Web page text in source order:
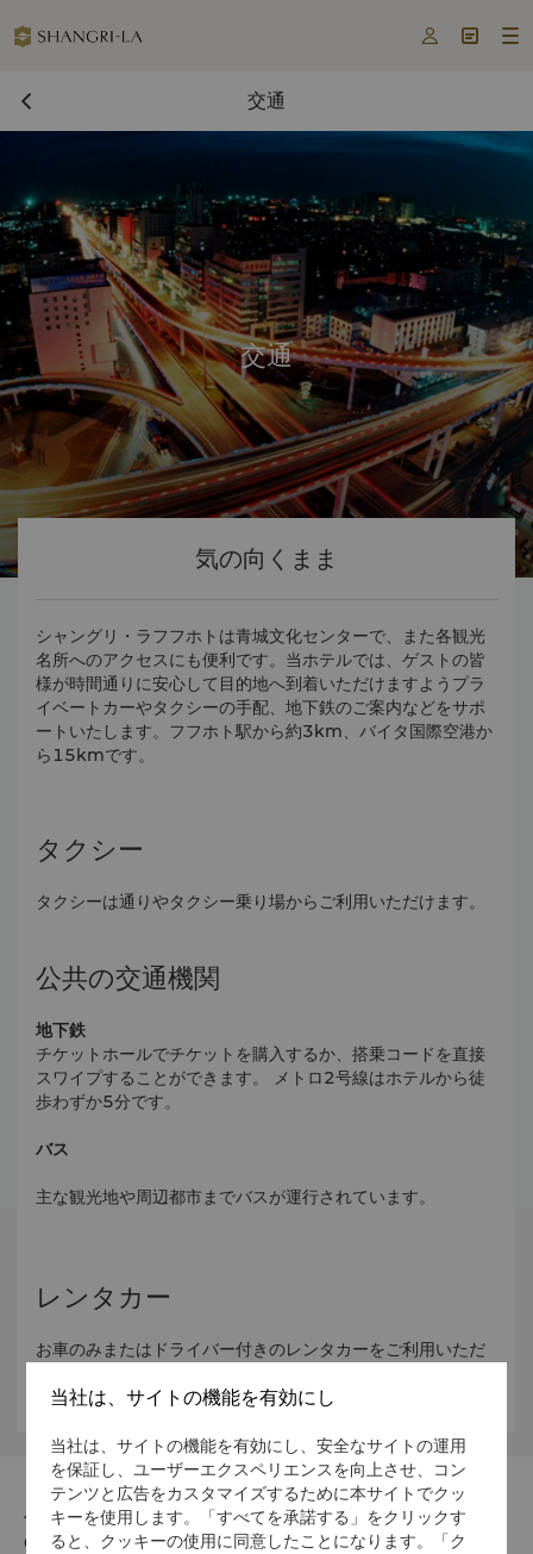
  
交通
交通
気の向くまま
シャングリ・ラフフホトは青城文化センターで、また各観光
名所へのアクセスにも便利です。当ホテルでは、ゲストの皆
様が時間通りに安心して目的地へ到着いただけますようプラ
イベートカーやタクシーの手配、地下鉄のご案内などをサポ
ートいたします。フフホト駅から約3km、バイタ国際空港か
ら15kmです。
タクシー
タクシーは通りやタクシー乗り場からご利用いただけます。
公共の交通機関
地下鉄
チケットホールでチケットを購入するか、搭乗コードを直接
スワイプすることができます。 メトロ2号線はホテルから徒
歩わずか5分です。
バス
主な観光地や周辺都市までバスが運行されています。
レンタカー
お車のみまたはドライバー付きのレンタカーをご利用いただ
ベルトの着用が義務付けられています。
住所
010020 5 Xi Lin Guo Le South Road, Huhhot, Inner
当社は、サイトの機能を有効にし
当社は、サイトの機能を有効にし、安全なサイトの運用
を保証し、ユーザーエクスペリエンスを向上させ、コン
テンツと広告をカスタマイズするために本サイトでクッ
キーを使用します。「すべてを承諾する」をクリックす
ると、クッキーの使用に同意したことになります。「ク